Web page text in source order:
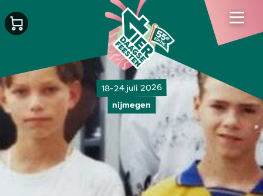
18-24 juli 2026
nijmegen